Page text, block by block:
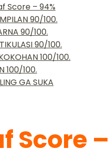
Score – 94%
90/100.
90/100.
90/100.
100/100.
100/100.
GA SUKA
Score –